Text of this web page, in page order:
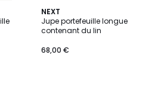
NEXT
Jupe portefeuille longue
contenant du lin
68,00 €